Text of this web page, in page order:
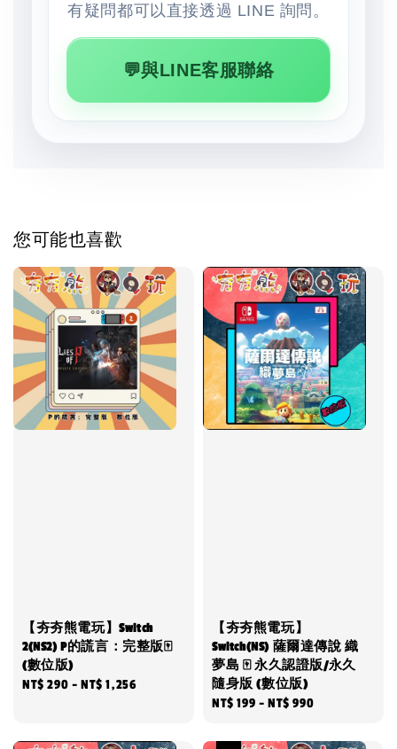
有疑問都可以直接透過 LINE 詢問。
💬與LINE客服聯絡
您可能也喜歡
【夯夯熊電玩】Switch
2(NS2) P的謊言：完整版🀄
(數位版)
Regular
NT$ 290 -NT$ 1,256
【夯夯熊電玩】
Switch(NS) 薩爾達傳說 織
夢島 🀄 永久認證版/永久
隨身版 (數位版)
Regular
NT$ 199 -NT$ 990